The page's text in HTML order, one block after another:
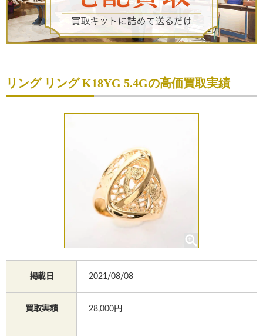
出張買取申込
買取サービスのご案内
お買物
修理
リング リング K18YG 5.4Gの高価買取実績
掲載日 2021/08/08
買取実績 28,000円